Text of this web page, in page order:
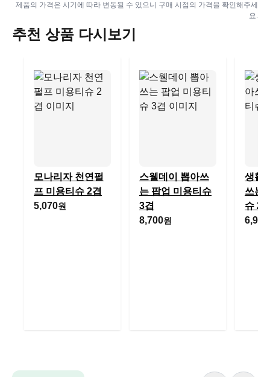
제품의 가격은 시기에 따라 변동될 수 있으니 구매 시점의 가격을 확인해주세
요.
추천 상품 다시보기
모나리자 천연펄
프 미용티슈 2겹
5,070원
스웰데이 뽑아쓰
는 팝업 미용티슈
3겹
8,700원
생활
쓰는
슈 2
6,900